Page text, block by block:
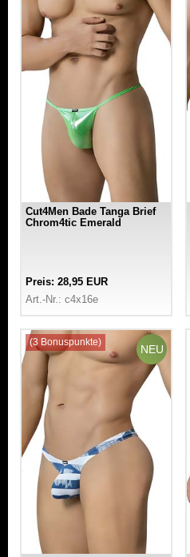
Cut4Men Bade Tanga Brief
Chrom4tic Emerald
Preis: 28,95 EUR
Art.-Nr.: c4x16e
NEU
(3 Bonuspunkte)